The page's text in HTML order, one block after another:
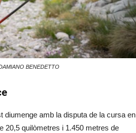
BENEDETTO
diumenge amb la disputa de la cursa en
20,5 quilòmetres i 1.450 metres de